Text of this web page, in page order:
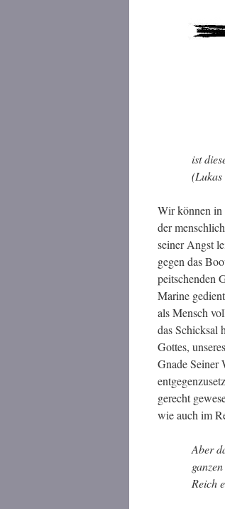
ist
Wir können in
der
seiner Angst
gegen das
peitschenden
Marine
als Mensch
das Schicksal
Gottes,
Gnade Seiner
gerecht
wie auch im
Aber
Reich